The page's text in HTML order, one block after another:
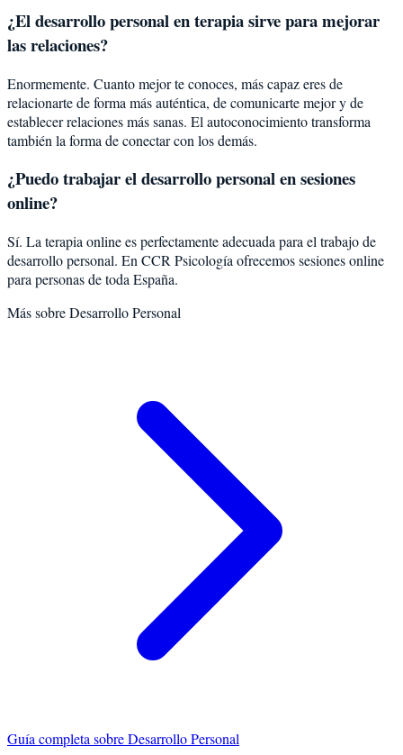
¿El desarrollo personal en terapia sirve para mejorar
las relaciones?
Enormemente. Cuanto mejor te conoces, más capaz eres de
relacionarte de forma más auténtica, de comunicarte mejor y de
establecer relaciones más sanas. El autoconocimiento transforma
también la forma de conectar con los demás.
¿Puedo trabajar el desarrollo personal en sesiones
online?
Sí. La terapia online es perfectamente adecuada para el trabajo de
desarrollo personal. En CCR Psicología ofrecemos sesiones online
para personas de toda España.
Más sobreDesarrollo Personal
Guía completa sobreDesarrollo Personal